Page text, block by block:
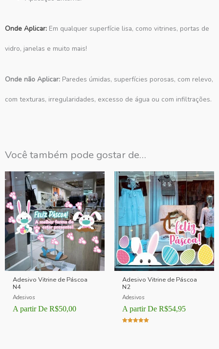
Onde Aplicar: Em qualquer superfície lisa, como vitrines, portas de
vidro, janelas e muito mais!
Onde não Aplicar: Paredes úmidas, superfícies porosas, com relevo,
com texturas, irregularidades, excesso de água ou com infiltrações.
Você também pode gostar de…
Adesivo Vitrine de Páscoa
N4
Adesivos
A partir De R$50,00
Adesivo Vitrine de Páscoa
N2
Adesivos
A partir De R$54,95